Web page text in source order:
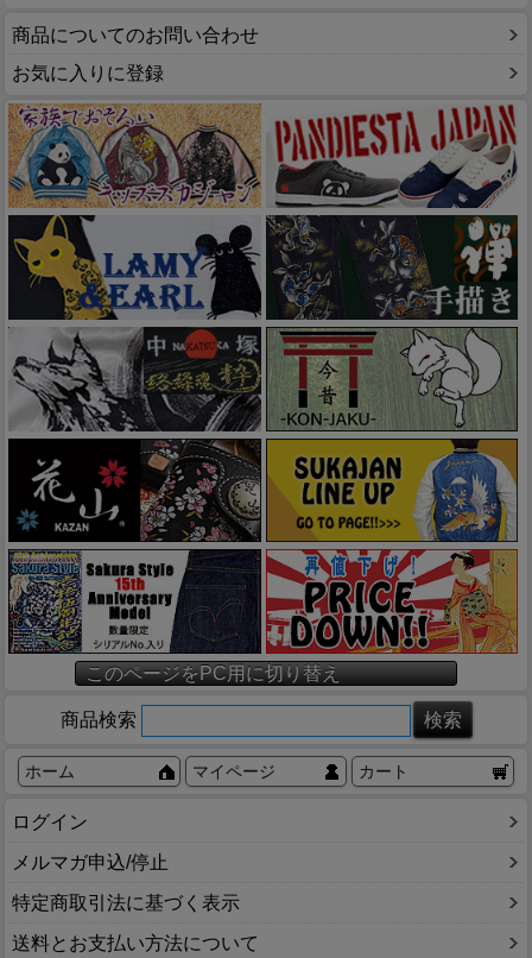
商品についてのお問い合わせ
お気に入りに登録
このページをPC用に切り替え
商品検索
ホーム マイページ カート
ログイン
メルマガ申込/停止
特定商取引法に基づく表示
送料とお支払い方法について